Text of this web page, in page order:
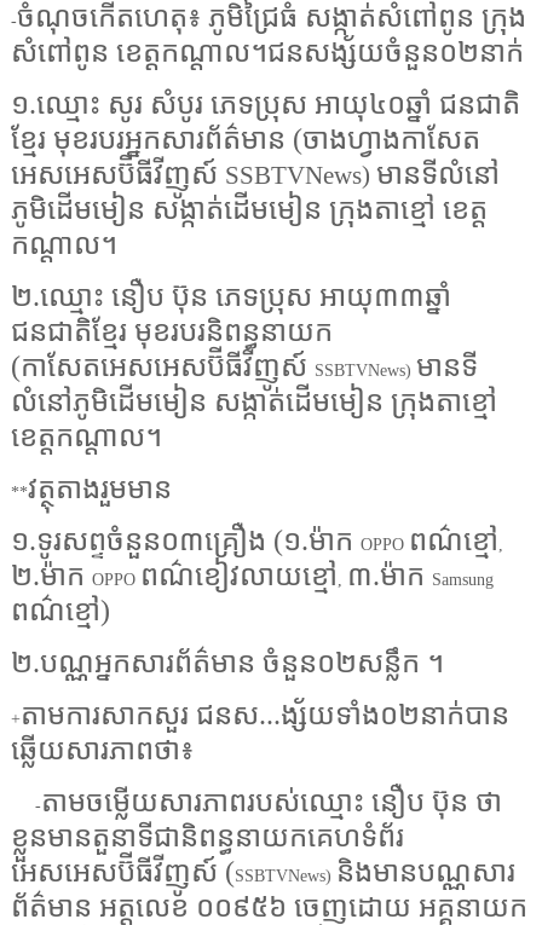
-ចំណុចកើតហេតុ៖ ភូមិជ្រៃធំ សង្កាត់សំពៅពូន ក្រុង
សំពៅពូន ខេត្តកណ្តាល។ជនសង្ស័យចំនួន០២នាក់
១.ឈ្មោះ សូរ សំបូរ ភេទប្រុស អាយុ៤០ឆ្នាំ ជនជាតិ
ខ្មែរ មុខរបរអ្នកសារព័ត៌មាន (ចាងហ្វាងកាសែត
អេសអេសប៊ីធីវីញូស៍ SSBTVNews) មានទីលំនៅ
ភូមិដើមមៀន សង្កាត់ដើមមៀន ក្រុងតាខ្មៅ ខេត្ត
កណ្តាល។
២.ឈ្មោះ នឿប ប៊ុន ភេទប្រុស អាយុ៣៣ឆ្នាំ
ជនជាតិខ្មែរ មុខរបរនិពន្ធនាយក
(កាសែតអេសអេសប៊ីធីវីញូស៍ SSBTVNews) មានទី
លំនៅភូមិដើមមៀន សង្កាត់ដើមមៀន ក្រុងតាខ្មៅ
ខេត្តកណ្តាល។
**វត្ថុតាងរួមមាន
១.ទូរសព្ទចំនួន០៣គ្រឿង (១.ម៉ាក OPPO ពណ៌ខ្មៅ ,
២.ម៉ាក OPPO ពណ៌ខៀវលាយខ្មៅ , ៣.ម៉ាក Samsung
ពណ៌ខ្មៅ)
២.បណ្ណអ្នកសារព័ត៌មាន ចំនួន០២សន្លឹក ។
+តាមការសាកសួរ ជនស...ង្ស័យទាំង០២នាក់បាន
ឆ្លើយសារភាពថា៖
-តាមចម្លើយសារភាពរបស់ឈ្មោះ នឿប ប៊ុន ថា
ខ្លួនមានតួនាទីជានិពន្ធនាយកគេហទំព័រ
អេសអេសប៊ីធីវីញូស៍ (SSBTVNews) និងមានបណ្ណសារ
ព័ត៌មាន អត្តលេខ ០០៩៥៦ ចេញដោយ អគ្គនាយក